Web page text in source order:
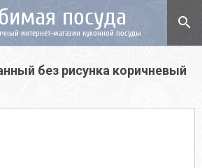
посуда
интернет-магазин кухонной посуды
search
без рисунка коричневый